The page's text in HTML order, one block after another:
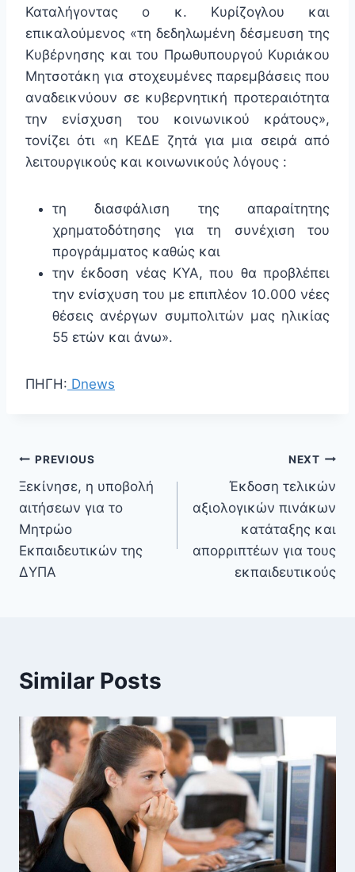
Καταλήγοντας ο κ. Κυρίζογλου και
επικαλούμενος «τη δεδηλωμένη δέσμευση της
Κυβέρνησης και του Πρωθυπουργού Κυριάκου
Μητσοτάκη για στοχευμένες παρεμβάσεις που
αναδεικνύουν σε κυβερνητική προτεραιότητα
την ενίσχυση του κοινωνικού κράτους»,
τονίζει ότι «η ΚΕΔΕ ζητά για μια σειρά από
λειτουργικούς και κοινωνικούς λόγους :
τη διασφάλιση της απαραίτητης
χρηματοδότησης για τη συνέχιση του
προγράμματος καθώς και
την έκδοση νέας ΚΥΑ, που θα προβλέπει
την ενίσχυση του με επιπλέον 10.000 νέες
θέσεις ανέργων συμπολιτών μας ηλικίας
55 ετών και άνω».
ΠΗΓΗ: Dnews
PREVIOUS
Ξεκίνησε, η υποβολή
αιτήσεων για το
Μητρώο
Εκπαιδευτικών της
ΔΥΠΑ
NEXT
Έκδοση τελικών
αξιολογικών πινάκων
κατάταξης και
απορριπτέων για τους
εκπαιδευτικούς
Similar Posts